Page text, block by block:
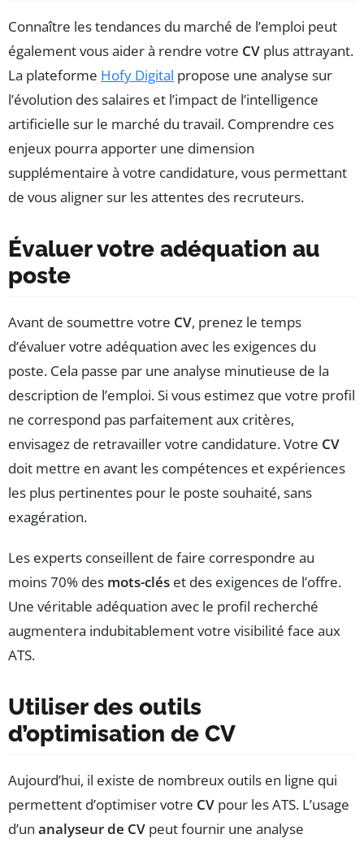
Connaître les tendances du marché de l’emploi peut
également vous aider à rendre votre CV plus attrayant.
La plateforme Hofy Digital propose une analyse sur
l’évolution des salaires et l’impact de l’intelligence
artificielle sur le marché du travail. Comprendre ces
enjeux pourra apporter une dimension
supplémentaire à votre candidature, vous permettant
de vous aligner sur les attentes des recruteurs.
Évaluer votre adéquation au
poste
Avant de soumettre votre CV, prenez le temps
d’évaluer votre adéquation avec les exigences du
poste. Cela passe par une analyse minutieuse de la
description de l’emploi. Si vous estimez que votre profil
ne correspond pas parfaitement aux critères,
envisagez de retravailler votre candidature. Votre CV
doit mettre en avant les compétences et expériences
les plus pertinentes pour le poste souhaité, sans
exagération.
Les experts conseillent de faire correspondre au
moins 70% des mots-clés et des exigences de l’offre.
Une véritable adéquation avec le profil recherché
augmentera indubitablement votre visibilité face aux
ATS.
Utiliser des outils
d’optimisation de CV
Aujourd’hui, il existe de nombreux outils en ligne qui
permettent d’optimiser votre CV pour les ATS. L’usage
d’un analyseur de CV peut fournir une analyse